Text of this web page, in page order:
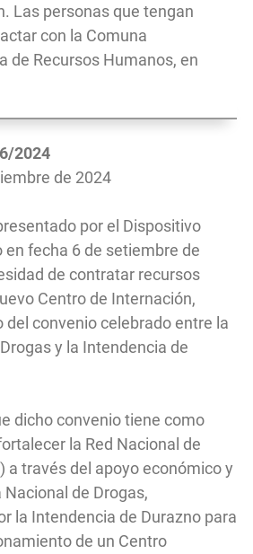
Las personas que tengan
con la Comuna
de Recursos Humanos, en
2024
de 2024
por el Dispositivo
en fecha 6 de setiembre de
de contratar recursos
Centro de Internación,
del convenio celebrado entre la
y la Intendencia de
dicho convenio tiene como
la Red Nacional de
a través del apoyo económico y
de Drogas,
la Intendencia de Durazno para
de un Centro